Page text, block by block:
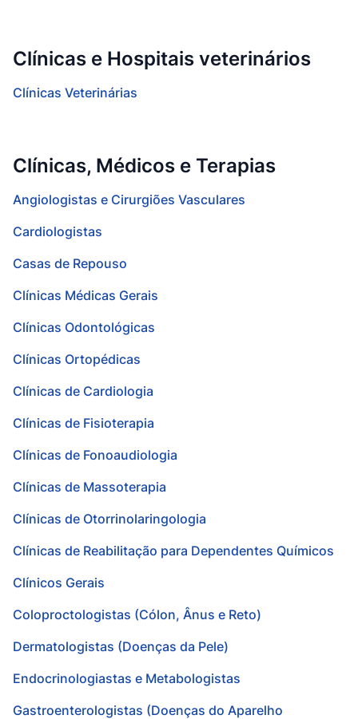
Clínicas e Hospitais veterinários
Clínicas Veterinárias
Clínicas, Médicos e Terapias
Angiologistas e Cirurgiões Vasculares
Cardiologistas
Casas de Repouso
Clínicas Médicas Gerais
Clínicas Odontológicas
Clínicas Ortopédicas
Clínicas de Cardiologia
Clínicas de Fisioterapia
Clínicas de Fonoaudiologia
Clínicas de Massoterapia
Clínicas de Otorrinolaringologia
Clínicas de Reabilitação para Dependentes Químicos
Clínicos Gerais
Coloproctologistas (Cólon, Ânus e Reto)
Dermatologistas (Doenças da Pele)
Endocrinologiastas e Metabologistas
Gastroenterologistas (Doenças do Aparelho